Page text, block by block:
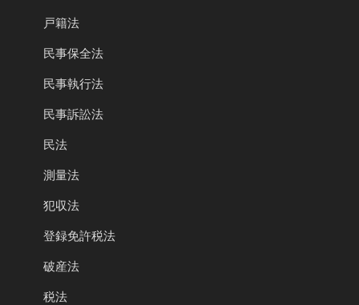
戸籍法
民事保全法
民事執行法
民事訴訟法
民法
測量法
犯収法
登録免許税法
破産法
税法